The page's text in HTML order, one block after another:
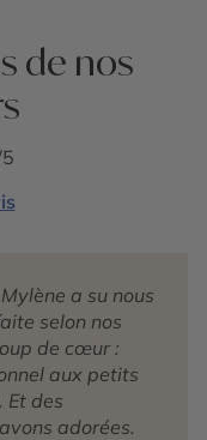
de nos
a su nous
selon nos
de cœur :
aux petits
Et des
adorées.